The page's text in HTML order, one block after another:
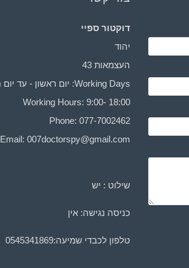
דוקטור ספיי
יהוד
העצמאות 43
Working Days: יום ראשון - עד יום חמישי
Working Hours: 9:00- 18:00
Phone: 077-7002462
Email: 007doctorspy@gmail.com
שילוט : יש
כניסה נגישה: אין
טלפון לכבדי שמיעה:0545341869